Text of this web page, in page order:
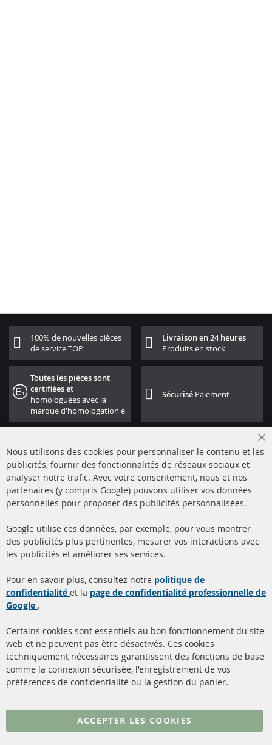
100% de nouvelles pièces
de service TOP
Livraison en 24 heures
Produits en stock
Toutes les pièces sont
certifiées et
homologuées avec la
marque d'homologation e
Sécurisé Paiement
+49 (0) 4533 799000
info@contra-automotive.de
facebook
instagram
Filtres à particules diesel
(FPD)
Catalyseur (CAT)
Capteurs
Matériel de montage
à propos de nous
livraison
Contact
Résilier le contrat
Plus de liens
Nous utilisons des cookies pour personnaliser le contenu et les
publicités, fournir des fonctionnalités de réseaux sociaux et
analyser notre trafic. Avec votre consentement, nous et nos
partenaires (y compris Google) pouvons utiliser vos données
personnelles pour proposer des publicités personnalisées.
Google utilise ces données, par exemple, pour vous montrer
des publicités plus pertinentes, mesurer vos interactions avec
les publicités et améliorer ses services.
Pour en savoir plus, consultez notre politique de
confidentialité et la page de confidentialité professionnelle de
Google .
Certains cookies sont essentiels au bon fonctionnement du site
web et ne peuvent pas être désactivés. Ces cookies
techniquement nécessaires garantissent des fonctions de base
comme la connexion sécurisée, l'enregistrement de vos
préférences de confidentialité ou la gestion du panier.
ACCEPTER LES COOKIES